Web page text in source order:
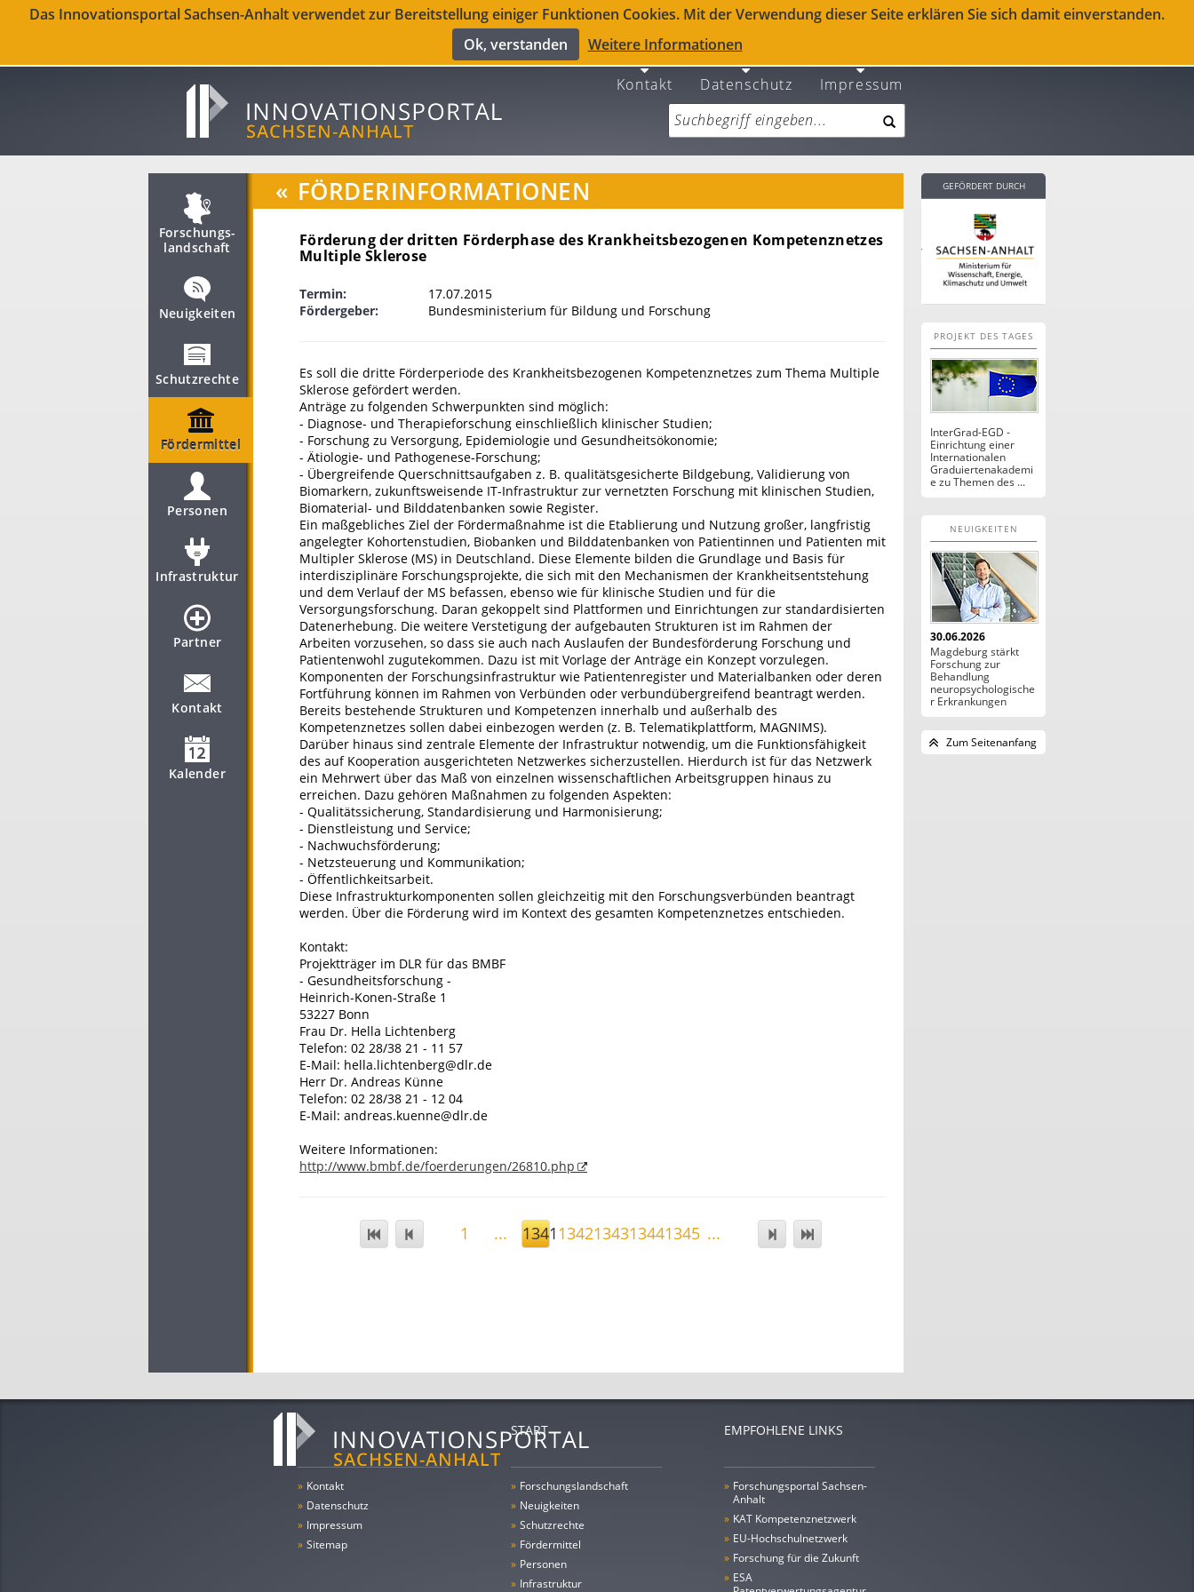
Das Innovationsportal Sachsen-Anhalt verwendet zur Bereitstellung einiger Funktionen Cookies. Mit der Verwendung dieser Seite erklären Sie sich damit einverstanden.
Ok, verstanden
Weitere Informationen
Kontakt Datenschutz Impressum
Forschungs­
landschaft
Neuigkeiten
Schutzrechte
Fördermittel
Personen
Infrastruktur
Partner
Kontakt
Kalender
« FÖRDERINFORMATIONEN
Förderung der dritten Förderphase des Krankheitsbezogenen Kompetenznetzes
Multiple Sklerose
Termin:
17.07.2015
Fördergeber:
Bundesministerium für Bildung und Forschung
Es soll die dritte Förderperiode des Krankheitsbezogenen Kompetenznetzes zum Thema Multiple
Sklerose gefördert werden.
Anträge zu folgenden Schwerpunkten sind möglich:
- Diagnose- und Therapieforschung einschließlich klinischer Studien;
- Forschung zu Versorgung, Epidemiologie und Gesundheitsökonomie;
- Ätiologie- und Pathogenese-Forschung;
- Übergreifende Querschnittsaufgaben z. B. qualitätsgesicherte Bildgebung, Validierung von
Biomarkern, zukunftsweisende IT-Infrastruktur zur vernetzten Forschung mit klinischen Studien,
Biomaterial- und Bilddatenbanken sowie Register.
Ein maßgebliches Ziel der Fördermaßnahme ist die Etablierung und Nutzung großer, langfristig
angelegter Kohortenstudien, Biobanken und Bilddatenbanken von Patientinnen und Patienten mit
Multipler Sklerose (MS) in Deutschland. Diese Elemente bilden die Grundlage und Basis für
interdisziplinäre Forschungsprojekte, die sich mit den Mechanismen der Krankheitsentstehung
und dem Verlauf der MS befassen, ebenso wie für klinische Studien und für die
Versorgungsforschung. Daran gekoppelt sind Plattformen und Einrichtungen zur standardisierten
Datenerhebung. Die weitere Verstetigung der aufgebauten Strukturen ist im Rahmen der
Arbeiten vorzusehen, so dass sie auch nach Auslaufen der Bundesförderung Forschung und
Patientenwohl zugutekommen. Dazu ist mit Vorlage der Anträge ein Konzept vorzulegen.
Komponenten der Forschungsinfrastruktur wie Patientenregister und Materialbanken oder deren
Fortführung können im Rahmen von Verbünden oder verbundübergreifend beantragt werden.
Bereits bestehende Strukturen und Kompetenzen innerhalb und außerhalb des
Kompetenznetzes sollen dabei einbezogen werden (z. B. Telematikplattform, MAGNIMS).
Darüber hinaus sind zentrale Elemente der Infrastruktur notwendig, um die Funktionsfähigkeit
des auf Kooperation ausgerichteten Netzwerkes sicherzustellen. Hierdurch ist für das Netzwerk
ein Mehrwert über das Maß von einzelnen wissenschaftlichen Arbeitsgruppen hinaus zu
erreichen. Dazu gehören Maßnahmen zu folgenden Aspekten:
- Qualitätssicherung, Standardisierung und Harmonisierung;
- Dienstleistung und Service;
- Nachwuchsförderung;
- Netzsteuerung und Kommunikation;
- Öffentlichkeitsarbeit.
Diese Infrastrukturkomponenten sollen gleichzeitig mit den Forschungsverbünden beantragt
werden. Über die Förderung wird im Kontext des gesamten Kompetenznetzes entschieden.
Kontakt:
Projektträger im DLR für das BMBF
- Gesundheitsforschung -
Heinrich-Konen-Straße 1
53227 Bonn
Frau Dr. Hella Lichtenberg
Telefon: 02 28/38 21 - 11 57
E-Mail: hella.lichtenberg@dlr.de
Herr Dr. Andreas Künne
Telefon: 02 28/38 21 - 12 04
E-Mail: andreas.kuenne@dlr.de
Weitere Informationen:
http://www.bmbf.de/foerderungen/26810.php
1 ... 1341 1342134313441345 ...
GEFÖRDERT DURCH
PROJEKT DES TAGES
InterGrad-EGD -
Einrichtung einer
Internationalen
Graduiertenakademi
e zu Themen des ...
NEUIGKEITEN
30.06.2026
Magdeburg stärkt
Forschung zur
Behandlung
neuropsychologische
r Erkrankungen
Zum Seitenanfang
» Kontakt
» Datenschutz
» Impressum
» Sitemap
START
» Forschungs­landschaft
» Neuigkeiten
» Schutzrechte
» Fördermittel
» Personen
» Infrastruktur
EMPFOHLENE LINKS
» Forschungsportal Sachsen-
Anhalt
» KAT Kompetenznetzwerk
» EU-Hochschulnetzwerk
» Forschung für die Zukunft
» ESA